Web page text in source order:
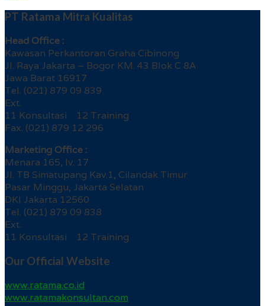
PT Ratama Mitra Kualitas
Head Office :
Kawasan Perkantoran Graha Cibinong
Jl. Raya Jakarta – Bogor KM. 43 Blok C 8A
Jawa Barat 16917
Tel. (021) 879 09 839
Ext.
11 Konsultasi 12 Training
Fax. (021) 879 12 296
Marketing Office :
Menara 165, lv. 17
Jl. TB Simatupang Kav.1, Cilandak Timur
Pasar Minggu, Jakarta Selatan
DKI Jakarta 12560
Tel. (021) 879 09 838
Ext.
11 Konsultasi 12 Training
Our Official Website
www.ratama.co.id
www.ratamakonsultan.com